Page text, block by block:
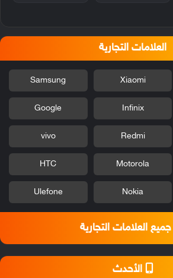
العلامات التجارية
Xiaomi
Samsung
Infinix
Google
Redmi
vivo
Motorola
HTC
Nokia
Ulefone
جميع العلامات التجارية
الأحدث